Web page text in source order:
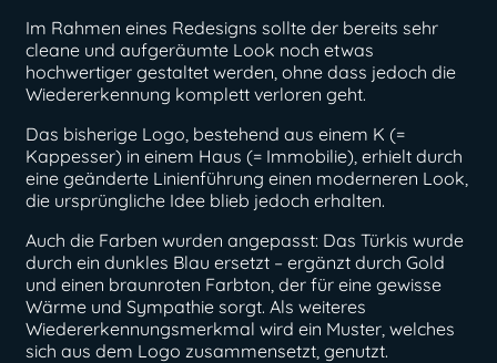
Im Rahmen eines Redesigns sollte der bereits sehr
cleane und aufgeräumte Look noch etwas
hochwertiger gestaltet werden, ohne dass jedoch die
Wiedererkennung komplett verloren geht.
Das bisherige Logo, bestehend aus einem K (=
Kappesser) in einem Haus (= Immobilie), erhielt durch
eine geänderte Linienführung einen moderneren Look,
die ursprüngliche Idee blieb jedoch erhalten.
Auch die Farben wurden angepasst: Das Türkis wurde
durch ein dunkles Blau ersetzt – ergänzt durch Gold
und einen braunroten Farbton, der für eine gewisse
Wärme und Sympathie sorgt. Als weiteres
Wiedererkennungsmerkmal wird ein Muster, welches
sich aus dem Logo zusammensetzt, genutzt.